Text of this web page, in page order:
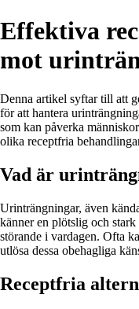
Effektiva
mot
Denna artikel syftar till att
för att hantera
som kan påverka
olika receptfria
Vad är
Urinträngningar, även
känner en plötslig och
störande i vardagen. Ofta
utlösa dessa obehagliga
Receptfria